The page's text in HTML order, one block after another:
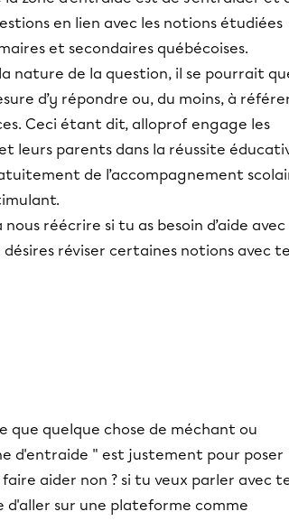
en lien avec les notions étudiées
et secondaires québécoises.
nature de la question, il se pourrait
d’y répondre ou, du moins, à
Ceci étant dit, alloprof engage les
leurs parents dans la réussite
de l’accompagnement
nous réécrire si tu as besoin d’aide avec
désires réviser certaines notions avec
que quelque chose de méchant ou
d'entraide " est justement pour poser
aider non ? si tu veux parler avec
d'aller sur une plateforme comme